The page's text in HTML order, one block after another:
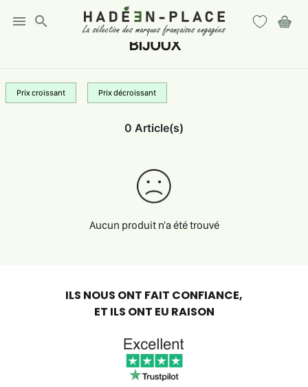
menu search
BIJOUX
Prix croissant Prix décroissant
0 Article(s)
Aucun produit n'a été trouvé
ILS NOUS ONT FAIT CONFIANCE,
ET ILS ONT EU RAISON